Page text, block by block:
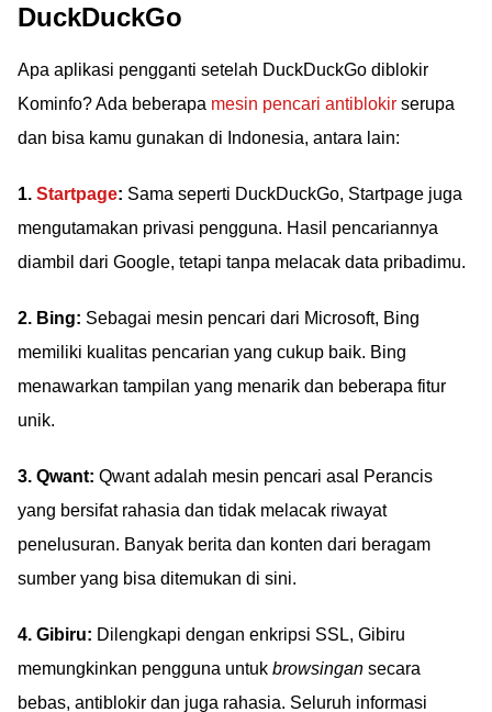
DuckDuckGo
Apa aplikasi pengganti setelah DuckDuckGo diblokir
Kominfo? Ada beberapa mesin pencari antiblokir serupa
dan bisa kamu gunakan di Indonesia, antara lain:
1. Startpage: Sama seperti DuckDuckGo, Startpage juga
mengutamakan privasi pengguna. Hasil pencariannya
diambil dari Google, tetapi tanpa melacak data pribadimu.
2. Bing: Sebagai mesin pencari dari Microsoft, Bing
memiliki kualitas pencarian yang cukup baik. Bing
menawarkan tampilan yang menarik dan beberapa fitur
unik.
3. Qwant: Qwant adalah mesin pencari asal Perancis
yang bersifat rahasia dan tidak melacak riwayat
penelusuran. Banyak berita dan konten dari beragam
sumber yang bisa ditemukan di sini.
4. Gibiru: Dilengkapi dengan enkripsi SSL, Gibiru
memungkinkan pengguna untuk browsingan secara
bebas, antiblokir dan juga rahasia. Seluruh informasi